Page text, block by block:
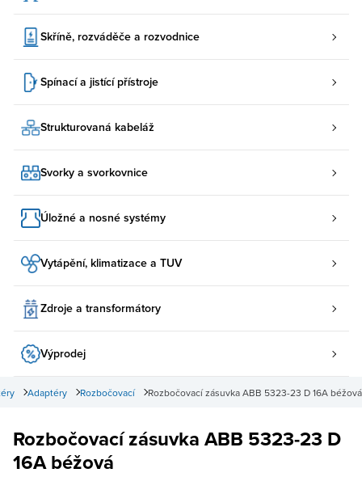
Skříně, rozváděče a rozvodnice
Spínací a jistící přístroje
Strukturovaná kabeláž
Svorky a svorkovnice
Úložné a nosné systémy
Vytápění, klimatizace a TUV
Zdroje a transformátory
Výprodej
Rozbočovací zásuvka ABB 5323-23 D 16A béžová
Rozbočovací
Adaptéry
Rozbočovací zásuvka ABB 5323-23 D
16A béžová